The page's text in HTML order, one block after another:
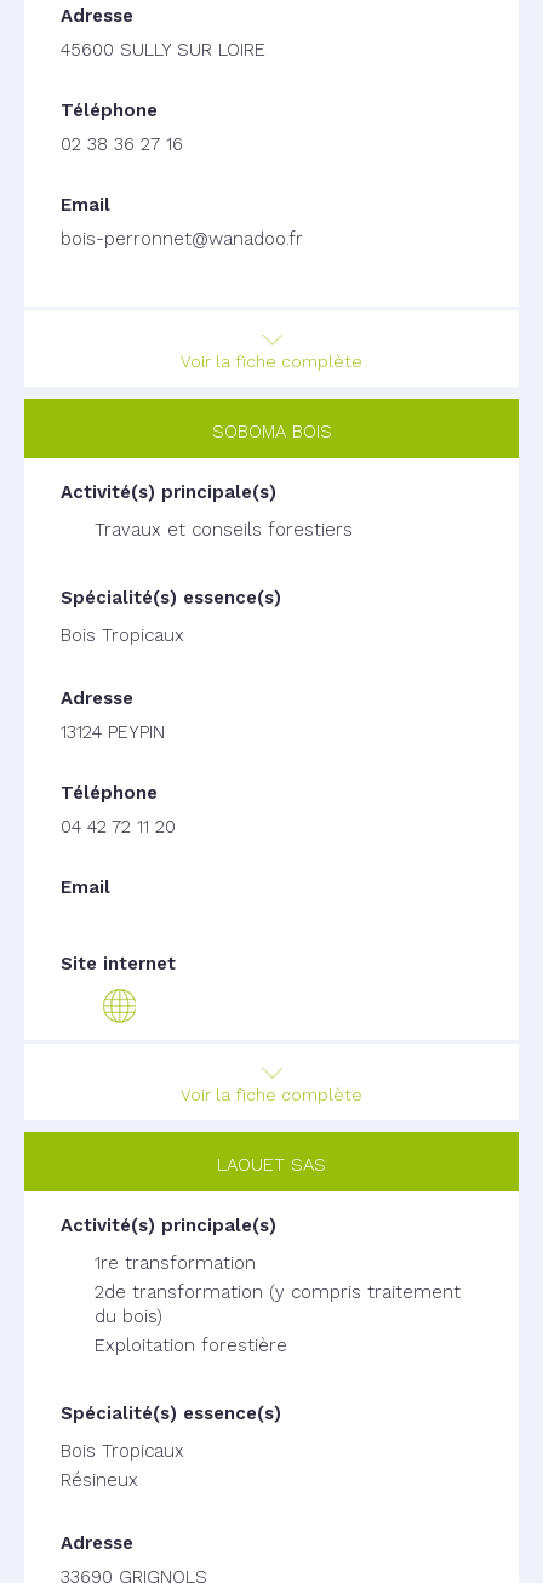
45600 SULLY SUR LOIRE
02 38 36 27 16
bois-perronnet@wanadoo.fr
Voir la fiche complète
SOBOMA BOIS
Travaux et conseils forestiers
Bois Tropicaux
13124 PEYPIN
04 42 72 11 20
Voir la fiche complète
LAOUET SAS
1re transformation
2de transformation (y compris traitement
du bois)
Exploitation forestière
Bois Tropicaux
Résineux
33690 GRIGNOLS